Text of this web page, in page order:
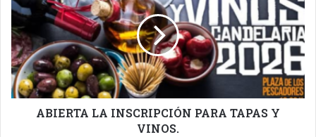
INSCRIPCIÓN
TAPAS
Y
VINOS.
ABIERTA LA INSCRIPCIÓN PARA TAPAS Y
VINOS.